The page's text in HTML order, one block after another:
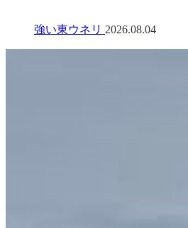
強い東ウネリ 2026.08.04